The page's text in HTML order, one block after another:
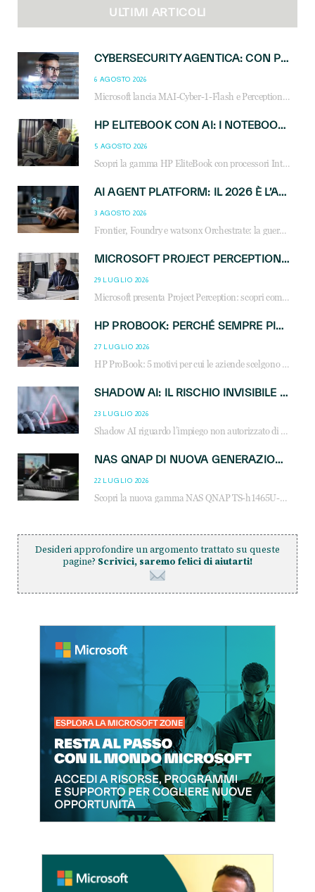
ULTIMI ARTICOLI
CYBERSECURITY AGENTICA: CON PERCEPTION E MAI-CYBER-1-FLASH MICROSOFT APRE NUOVI SERVIZI PER IL CANALE
6 AGOSTO 2026
Microsoft lancia MAI-Cyber-1-Flash e Perception: cybersecurity agentica in preview dal 3 novembre. Cosa cambia per MSP, system integrator e reseller.
HP ELITEBOOK CON AI: I NOTEBOOK BUSINESS INTELLIGENTI CHE TRASFORMANO PRODUTTIVITÀ, SICUREZZA E LAVORO IBRIDO
5 AGOSTO 2026
Scopri la gamma HP EliteBook con processori Intel® Core™ Ultra e AMD Ryzen™ AI. Notebook business progettati per aumentare la produttività, migliorare la collaborazione e garantire sicurezza avanzata in ufficio e in mobilità.
AI AGENT PLATFORM: IL 2026 È L’ANNO DEL «SISTEMA OPERATIVO» PER GLI AGENTI AZIENDALI
3 AGOSTO 2026
Frontier, Foundry e watsonx Orchestrate: la guerra delle piattaforme AI agent ridisegna il mercato IT. Cosa cambia per reseller, MSP e system integrator.
MICROSOFT PROJECT PERCEPTION: COME GLI AGENTI AI CAMBIERANNO SOC, CYBERSECURITY E SERVIZI MSP
29 LUGLIO 2026
Microsoft presenta Project Perception: scopri come gli agenti AI possono trasformare cybersecurity, SOC e servizi gestiti degli MSP.
HP PROBOOK: PERCHÉ SEMPRE PIÙ AZIENDE SCELGONO NOTEBOOK PROGETTATI PER IL LAVORO MODERNO
27 LUGLIO 2026
HP ProBook: 5 motivi per cui le aziende scelgono i notebook business HP per migliorare produttività, sicurezza e gestione dell’AI.
SHADOW AI: IL RISCHIO INVISIBILE CHE LE AZIENDE POSSONO GOVERNARE
23 LUGLIO 2026
Shadow AI riguardo l’impiego non autorizzato di sistemi AI all’interno dell’azienda. E’ una pratica che si diffonde a partire dai dipendenti fino ai dirigenti e mette a repentaglio la cybersecurity, con costi più elevati per le organizzazioni. Due recenti report illustrano il fenomeno e forniscono dati in merito
NAS QNAP DI NUOVA GENERAZIONE: PIÙ PRESTAZIONI, SCALABILITÀ E PROTEZIONE DEI DATI PER LE INFRASTRUTTURE IT MODERNE
22 LUGLIO 2026
Scopri la nuova gamma NAS QNAP TS-h1465U-RP, TS-h1065eU e TS-h665U: storage aziendale con ZFS, DDR5, E1.S NVMe e connettività 2.5GbE per backup, virtualizzazione e cybersecurity.
Desideri approfondire un argomento trattato su queste
pagine? Scrivici, saremo felici di aiutarti!